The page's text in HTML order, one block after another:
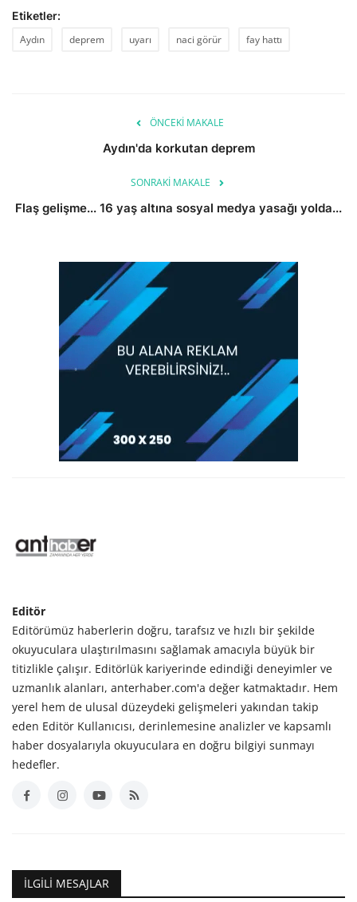
Etiketler:
Aydın
deprem uyarı naci görür fay hattı
ÖNCEKI MAKALE
Aydın'da korkutan deprem
SONRAKI MAKALE
Flaş gelişme... 16 yaş altına sosyal medya yasağı yolda...
Editör
Editörümüz haberlerin doğru, tarafsız ve hızlı bir şekilde
okuyuculara ulaştırılmasını sağlamak amacıyla büyük bir
titizlikle çalışır. Editörlük kariyerinde edindiği deneyimler ve
uzmanlık alanları, anterhaber.com'a değer katmaktadır. Hem
yerel hem de ulusal düzeydeki gelişmeleri yakından takip
eden Editör Kullanıcısı, derinlemesine analizler ve kapsamlı
haber dosyalarıyla okuyuculara en doğru bilgiyi sunmayı
hedefler.
İLGILI MESAJLAR